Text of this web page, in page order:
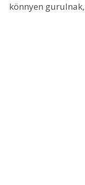
könnyen